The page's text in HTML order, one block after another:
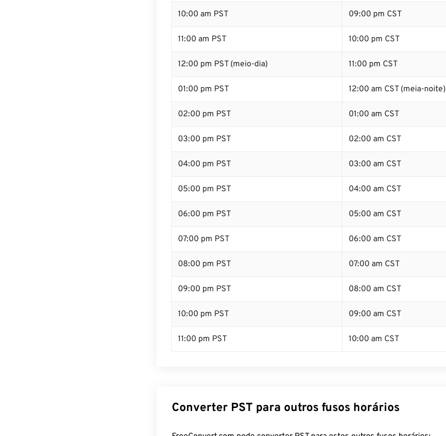
10:00 am PST 09:00 pm CST
11:00 am PST 10:00 pm CST
12:00 pm PST (meio-dia) 11:00 pm CST
01:00 pm PST 12:00 am CST (meia-noite)
02:00 pm PST 01:00 am CST
03:00 pm PST 02:00 am CST
04:00 pm PST 03:00 am CST
05:00 pm PST 04:00 am CST
06:00 pm PST 05:00 am CST
07:00 pm PST 06:00 am CST
08:00 pm PST 07:00 am CST
09:00 pm PST 08:00 am CST
10:00 pm PST 09:00 am CST
11:00 pm PST 10:00 am CST
Converter PST para outros fusos horários